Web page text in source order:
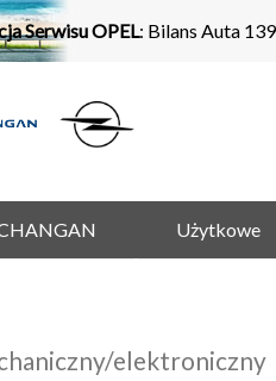
Serwisu OPEL: Bilans Auta
Użytkowe
elektroniczny